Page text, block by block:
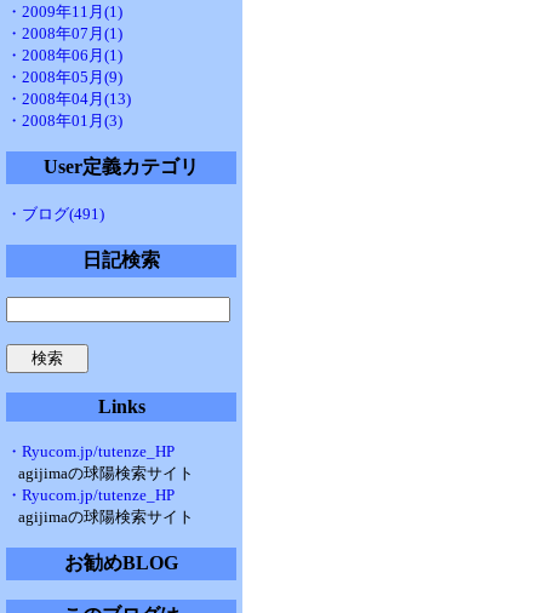
・2009年11月(1)
・2008年07月(1)
・2008年06月(1)
・2008年05月(9)
・2008年04月(13)
・2008年01月(3)
User定義カテゴリ
・ブログ(491)
日記検索
Links
・Ryucom.jp/tutenze_HP
agijimaの球陽検索サイト
・Ryucom.jp/tutenze_HP
agijimaの球陽検索サイト
お勧めBLOG